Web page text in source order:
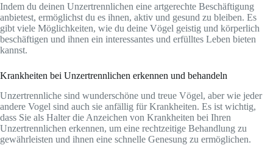
Indem du deinen Unzertrennlichen eine artgerechte Beschäftigung
anbietest, ermöglichst du es ihnen, aktiv und gesund zu bleiben. Es
gibt viele Möglichkeiten, wie du deine Vögel geistig und körperlich
beschäftigen und ihnen ein interessantes und erfülltes Leben bieten
kannst.
Krankheiten bei Unzertrennlichen erkennen und behandeln
Unzertrennliche sind wunderschöne und treue Vögel, aber wie jeder
andere Vogel sind auch sie anfällig für Krankheiten. Es ist wichtig,
dass Sie als Halter die Anzeichen von Krankheiten bei Ihren
Unzertrennlichen erkennen, um eine rechtzeitige Behandlung zu
gewährleisten und ihnen eine schnelle Genesung zu ermöglichen.